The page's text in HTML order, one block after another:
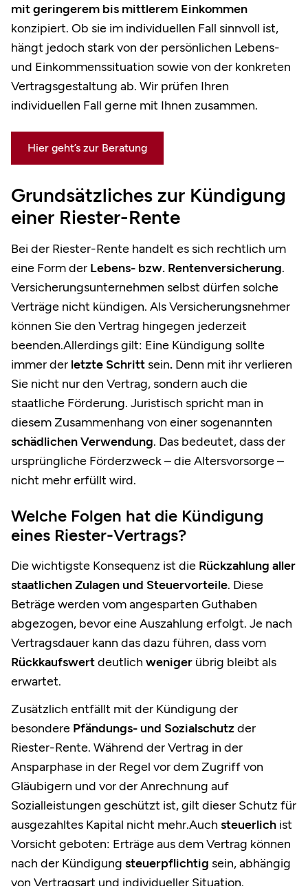
mit geringerem bis mittlerem Einkommen
konzipiert. Ob sie im individuellen Fall sinnvoll ist,
hängt jedoch stark von der persönlichen Lebens-
und Einkommenssituation sowie von der konkreten
Vertragsgestaltung ab. Wir prüfen Ihren
individuellen Fall gerne mit Ihnen zusammen.
Hier geht’s zur Beratung
Grundsätzliches zur Kündigung
einer Riester-Rente
Bei der Riester-Rente handelt es sich rechtlich um
eine Form der Lebens- bzw. Rentenversicherung.
Versicherungsunternehmen selbst dürfen solche
Verträge nicht kündigen. Als Versicherungsnehmer
können Sie den Vertrag hingegen jederzeit
beenden.Allerdings gilt: Eine Kündigung sollte
immer der letzte Schritt sein. Denn mit ihr verlieren
Sie nicht nur den Vertrag, sondern auch die
staatliche Förderung. Juristisch spricht man in
diesem Zusammenhang von einer sogenannten
schädlichen Verwendung. Das bedeutet, dass der
ursprüngliche Förderzweck – die Altersvorsorge –
nicht mehr erfüllt wird.
Welche Folgen hat die Kündigung
eines Riester-Vertrags?
Die wichtigste Konsequenz ist die Rückzahlung aller
staatlichen Zulagen und Steuervorteile. Diese
Beträge werden vom angesparten Guthaben
abgezogen, bevor eine Auszahlung erfolgt. Je nach
Vertragsdauer kann das dazu führen, dass vom
Rückkaufswertdeutlich weniger übrig bleibt als
erwartet.
Zusätzlich entfällt mit der Kündigung der
besondere Pfändungs- und Sozialschutz der
Riester-Rente. Während der Vertrag in der
Ansparphase in der Regel vor dem Zugriff von
Gläubigern und vor der Anrechnung auf
Sozialleistungen geschützt ist, gilt dieser Schutz für
ausgezahltes Kapital nicht mehr.Auch steuerlich ist
Vorsicht geboten: Erträge aus dem Vertrag können
nach der Kündigung steuerpflichtig sein, abhängig
von Vertragsart und individueller Situation.